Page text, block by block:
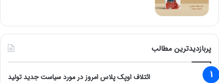
پربازدیدترین مطالب
ائتلاف اوپک پلاس امروز در مورد سیاست جدید تولید